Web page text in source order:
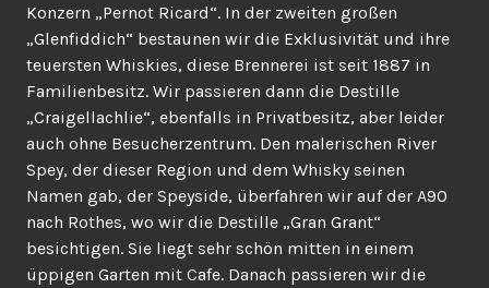
Konzern „Pernot Ricard“. In der zweiten großen
„Glenfiddich“ bestaunen wir die Exklusivität und ihre
teuersten Whiskies, diese Brennerei ist seit 1887 in
Familienbesitz. Wir passieren dann die Destille
„Craigellachlie“, ebenfalls in Privatbesitz, aber leider
auch ohne Besucherzentrum. Den malerischen River
Spey, der dieser Region und dem Whisky seinen
Namen gab, der Speyside, überfahren wir auf der A90
nach Rothes, wo wir die Destille „Gran Grant“
besichtigen. Sie liegt sehr schön mitten in einem
üppigen Garten mit Cafe. Danach passieren wir die